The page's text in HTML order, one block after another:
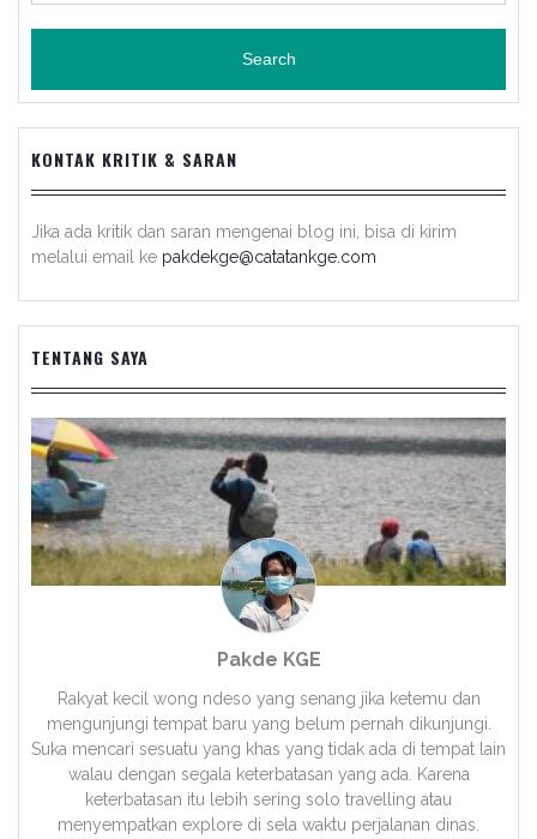
KONTAK KRITIK & SARAN
Jika ada kritik dan saran mengenai blog ini, bisa di kirim
melalui email ke pakdekge@catatankge.com
TENTANG SAYA
Pakde KGE
Rakyat kecil wong ndeso yang senang jika ketemu dan
mengunjungi tempat baru yang belum pernah dikunjungi.
Suka mencari sesuatu yang khas yang tidak ada di tempat lain
walau dengan segala keterbatasan yang ada. Karena
keterbatasan itu lebih sering solo travelling atau
menyempatkan explore di sela waktu perjalanan dinas.